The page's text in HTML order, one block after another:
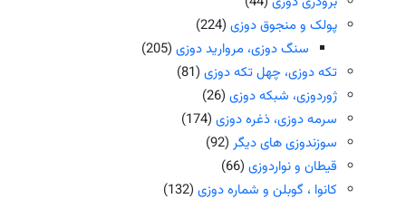
پولک و منجوق دوزی (224)
سنگ دوزی، مروارید دوزی(205)
تکه دوزی، چهل تکه دوزی (81)
ژوردوزی، شبکه دوزی (26)
سرمه دوزی، ذغره دوزی (174)
سوزندوزی های دیگر (92)
قیطان و نواردوزی (66)
کانوا ، گوبلن و شماره دوزی (132)